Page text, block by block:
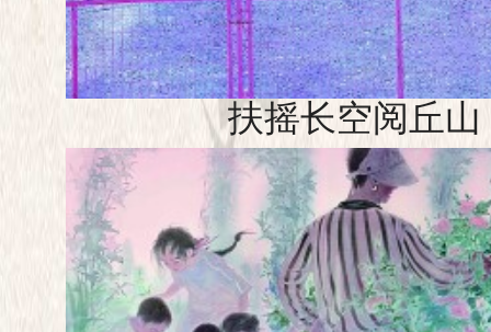
扶摇长空阅丘山